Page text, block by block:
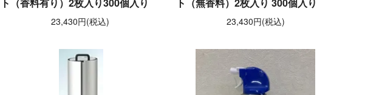
23,430円(税込) 23,430円(税込)